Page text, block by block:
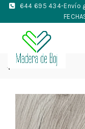
644 695 434-Envío